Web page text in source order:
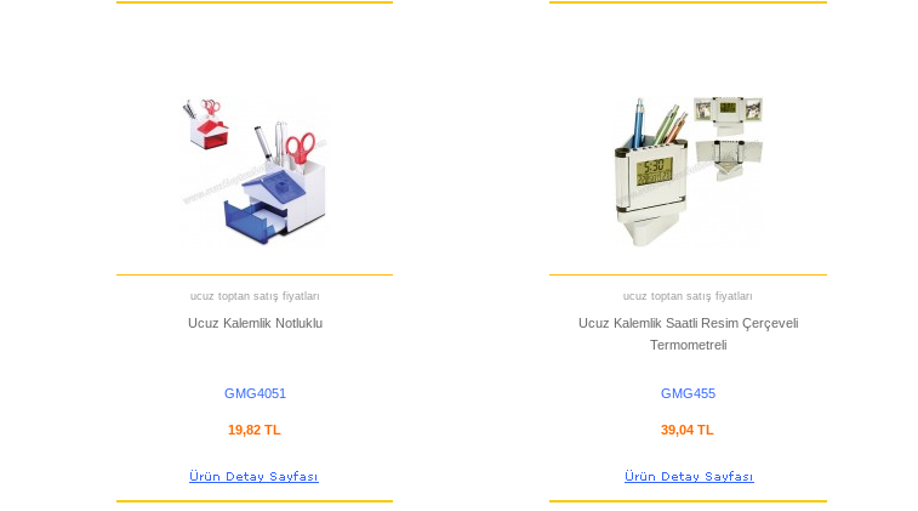
ucuz toptan satış fiyatları
Ucuz Kalemlik Notluklu
GMG4051
19,82 TL
ucuz toptan satış fiyatları
Ucuz Kalemlik Saatli Resim Çerçeveli
Termometreli
GMG455
39,04 TL